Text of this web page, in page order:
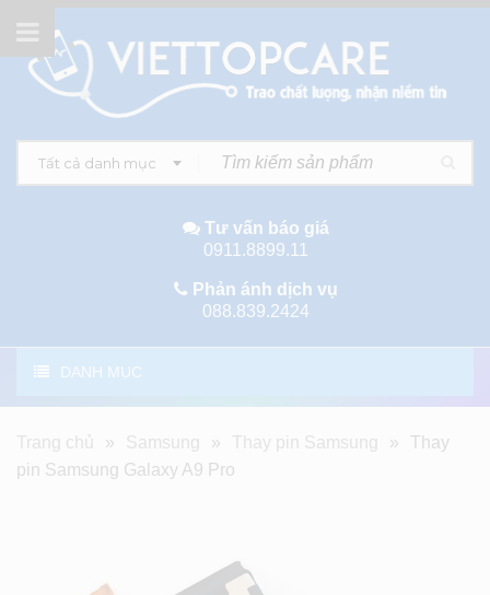
Tất cả danh mục
Tư vấn báo giá
0911.8899.11
Phản ánh dịch vụ
088.839.2424
DANH MỤC
Trang chủ » Samsung » Thay pin Samsung »
Thay
pin Samsung Galaxy A9 Pro